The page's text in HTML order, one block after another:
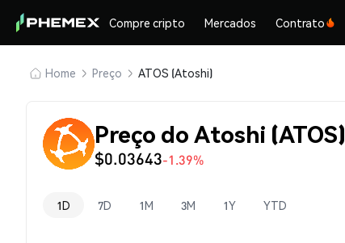
Compre cripto Mercados Contrato
Home Preço ATOS (Atoshi)
Preço do Atoshi (ATOS)
$0.03643-1.39%
1D 7D 1M 3M 1Y YTD